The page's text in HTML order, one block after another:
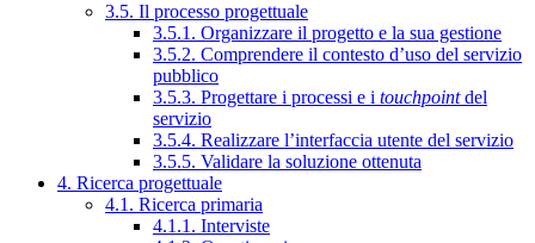
3.5. Il processo progettuale
3.5.1. Organizzare il progetto e la sua gestione
3.5.2. Comprendere il contesto d’uso del servizio
pubblico
3.5.3. Progettare i processi e i touchpointdel
servizio
3.5.4. Realizzare l’interfaccia utente del servizio
3.5.5. Validare la soluzione ottenuta
4. Ricerca progettuale
4.1. Ricerca primaria
4.1.1. Interviste